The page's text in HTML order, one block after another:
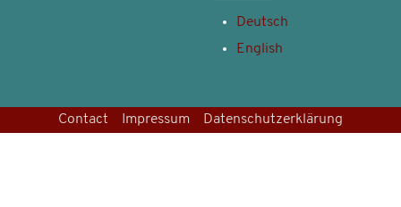
Deutsch
English
Contact Impressum Datenschutzerklärung